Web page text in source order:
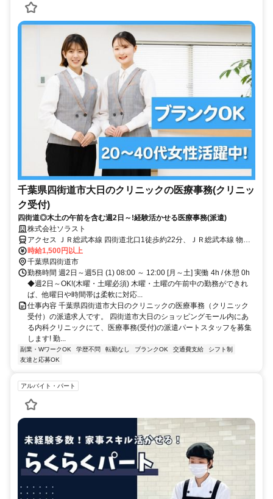
千葉県四街道市大日のクリニックの医療事務(クリニッ
ク受付)
四街道◎木土の午前を含む週2日～!経験活かせる医療事務(派遣)
株式会社ソラスト
アクセス ＪＲ総武本線 四街道北口1徒歩約22分、ＪＲ総武本線 物井
西口徒歩約51分、ＪＲ総武本線 都賀西口徒歩約63分 「四街道駅」徒
歩15分,マイカー通勤可,自転車通勤可,駐車場あり,駐輪場あり,敷地内
全て禁煙
時給1,500円以上
千葉県四街道市
勤務時間 週2日～週5日 (1) 08:00 ～ 12:00 [月～土] 実働 4h / 休憩 0h
◆週2日～OK!(木曜・土曜必須) 木曜・土曜の午前中の勤務ができれ
ば、他曜日や時間帯は柔軟に対応...
仕事内容 千葉県四街道市大日のクリニックの医療事務（クリニック
受付）の派遣求人です。 四街道市大日のショッピングモール内にあ
る内科クリニックにて、医療事務(受付)の派遣パートスタッフを募集
します! 勤...
副業・WワークOK 学歴不問 転勤なし ブランクOK 交通費支給
シフト制
友達と応募OK
アルバイト・パート